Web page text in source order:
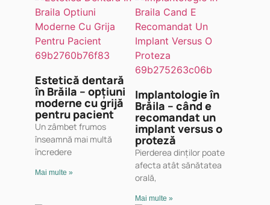
Estetică dentară
în Brăila – opțiuni
moderne cu grijă
pentru pacient
Un zâmbet frumos
înseamnă mai multă
încredere
Mai multe »
Implantologie în
Brăila – când e
recomandat un
implant versus o
proteză
Pierderea dinților poate
afecta atât sănătatea
orală,
Mai multe »